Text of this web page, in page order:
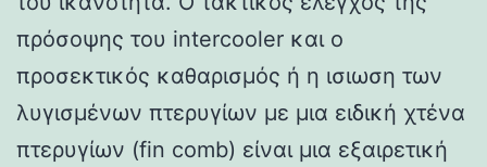
πρόσοψης του intercooler και ο
προσεκτικός καθαρισμός ή η ισιωση των
λυγισμένων πτερυγίων με μια ειδική χτένα
πτερυγίων (fin comb) είναι μια εξαιρετική